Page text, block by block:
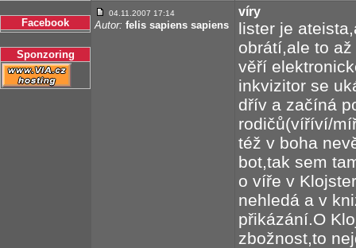
Facebook
Sponzoring
04.11.2007 17:14
Autor: felis sapiens sapiens
víry
lister je
obrátí,ale to
věří
inkvizitor se
dřív a začíná
rodičů(víříví/
též v boha
bot,tak sem
o víře v
nehledá a v
přikázání.O
zbožnost,to